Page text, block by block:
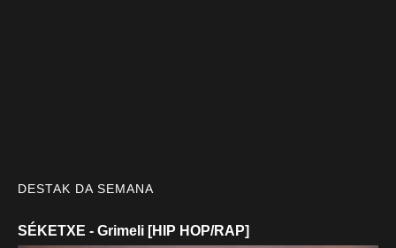
DESTAK DA SEMANA
SÉKETXE - Grimeli [HIP HOP/RAP]